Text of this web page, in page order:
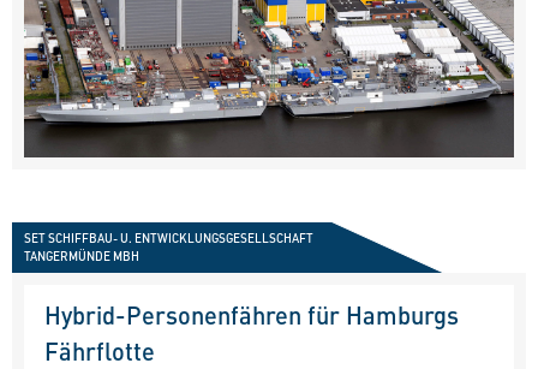
SET SCHIFFBAU- U. ENTWICKLUNGSGESELLSCHAFT
TANGERMÜNDE MBH
Hybrid-Personenfähren für Hamburgs
Fährflotte